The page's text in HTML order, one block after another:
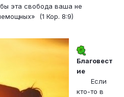
эта свобода ваша не
(1 Кор. 8:9)
Благовест
ие
Если
кто-то в